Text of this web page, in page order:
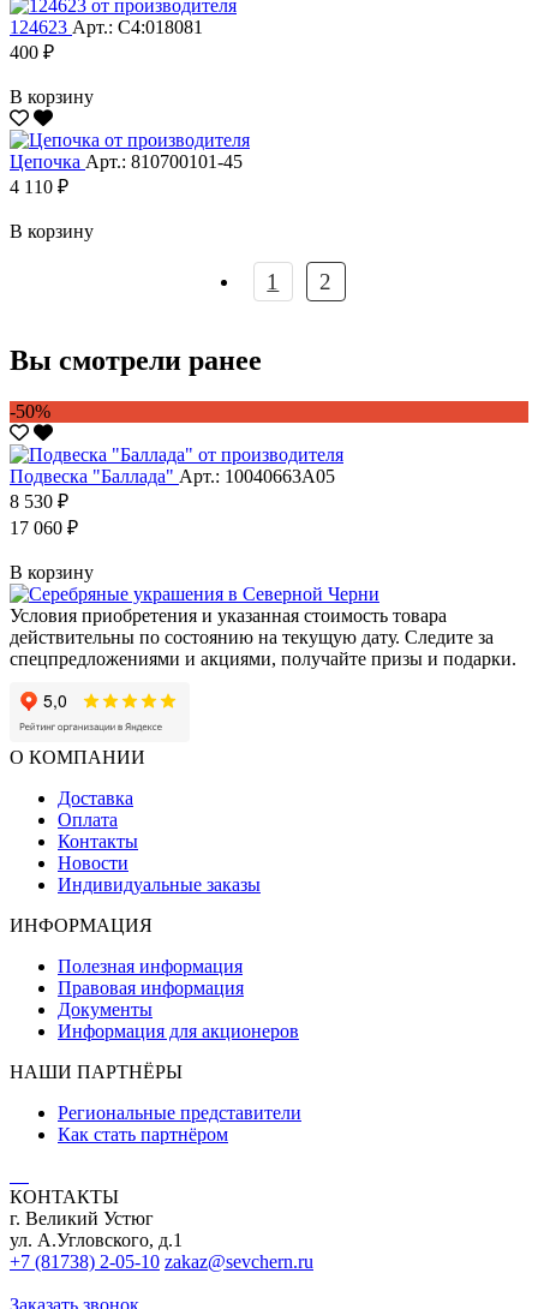
124623 Арт.: С4:018081
400 ₽
В корзину
Цепочка Арт.: 810700101-45
4 110 ₽
В корзину
1 2
Вы смотрели ранее
-50%
Подвеска "Баллада" Арт.: 10040663А05
8 530 ₽
17 060 ₽
В корзину
Условия приобретения и указанная стоимость товара
действительны по состоянию на текущую дату. Следите за
спецпредложениями и акциями, получайте призы и подарки.
О КОМПАНИИ
Доставка
Оплата
Контакты
Новости
Индивидуальные заказы
ИНФОРМАЦИЯ
Полезная информация
Правовая информация
Документы
Информация для акционеров
НАШИ ПАРТНЁРЫ
Региональные представители
Как стать партнёром
КОНТАКТЫ
г. Великий Устюг
ул. А.Угловского, д.1
+7 (81738) 2-05-10 zakaz@sevchern.ru